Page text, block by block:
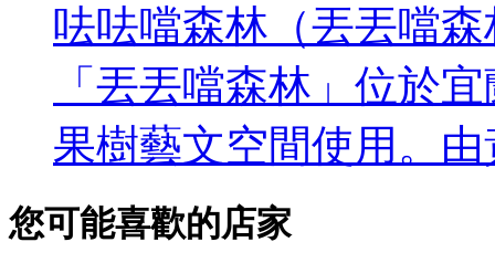
呿呿噹森林（丟丟噹森
「丟丟噹森林」位於
果樹藝文空間使用。
您可能喜歡的店家